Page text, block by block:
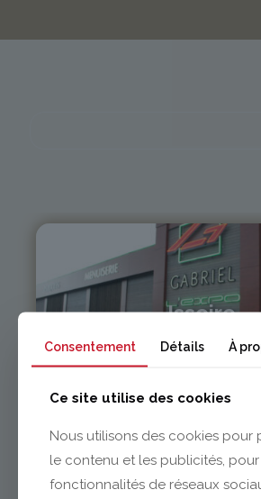
Issoire
Consentement Détails À
Ce site utilise des cookies
Nous utilisons des cookies pour
le contenu et les publicités,
fonctionnalités de réseaux